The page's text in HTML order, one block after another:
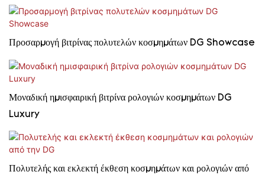
Προσαρμογή βιτρίνας πολυτελών κοσμημάτων DG Showcase
Μοναδική ημισφαιρική βιτρίνα ρολογιών κοσμημάτων DG
Luxury
Πολυτελής και εκλεκτή έκθεση κοσμημάτων και ρολογιών από